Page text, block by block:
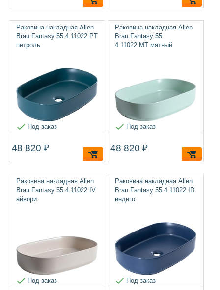
Раковина накладная Allen
Brau Fantasy 55 4.11022.PT
петроль
Под заказ
48 820 ₽
Раковина накладная Allen
Brau Fantasy 55
4.11022.MT мятный
Под заказ
48 820 ₽
Раковина накладная Allen
Brau Fantasy 55 4.11022.IV
айвори
Под заказ
Раковина накладная Allen
Brau Fantasy 55 4.11022.ID
индиго
Под заказ